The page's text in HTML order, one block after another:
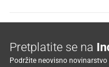
Pretplatite se na
Podržite neovisno novinarstvo